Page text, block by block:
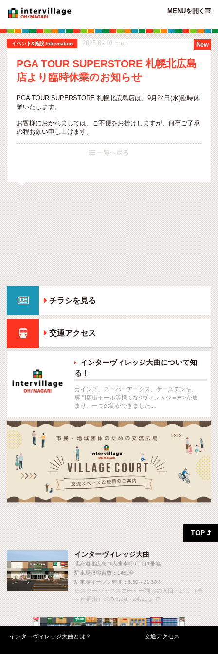
MENUを開く 
イベント&施設 Information 2025.09.01 mon
PGA TOUR SUPERSTORE 札幌北広島
店より臨時休業のお知らせ
PGA TOUR SUPERSTORE 札幌北広島店は、9月24日(水)臨時休
業いたします。
お客様におかれましては、ご不便をお掛けしますが、何卒ご了承
の程お願い申し上げます。
 一覧へ戻る
 チラシを見る
 交通アクセス

インターヴィレッジ大曲について知
る！
カインズ、スーパーアークス、ケーズデンキ、
専門店街モール等様々な<ヴィレッジ＝村>が集
まり、一つの街ができました...
インターヴィレッジ大曲
北海道北広島市大曲幸町6丁目1番地
駐車場収容台数：1462台
駐車場オープン時間：8:30～21:30※
※スターバックスコーヒー両脇の入口・出口（羊
ヶ丘通沿）のみ6:30～24:30まで
インターヴィレッジ大曲とは？ 交通アクセス
TOP 